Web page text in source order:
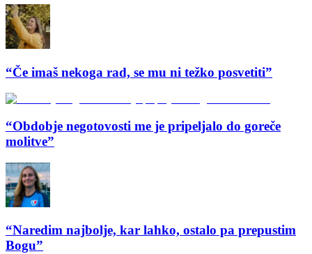
“Če imaš nekoga rad, se mu ni težko posvetiti”
“Obdobje negotovosti me je pripeljalo do goreče
molitve”
“Naredim najbolje, kar lahko, ostalo pa prepustim
Bogu”